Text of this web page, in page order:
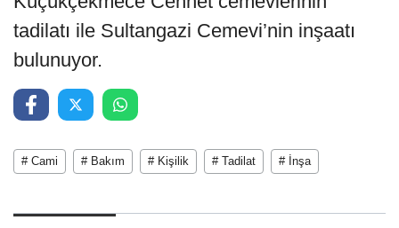
tadilatı ile Sultangazi Cemevi’nin inşaatı
bulunuyor.
# Cami # Bakım # Kişilik # Tadilat # İnşa